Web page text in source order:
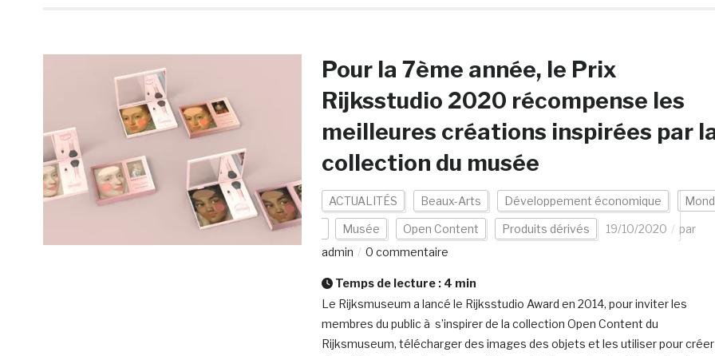
Pour la 7ème année, le Prix
Rijksstudio 2020 récompense les
meilleures créations inspirées par
collection du musée
ACTUALITÉS Beaux-Arts Développement économique
Musée Open Content Produits dérivés 19/10/2020
par
admin
0 commentaire
Temps de lecture : 4 min
Le Rijksmuseum a lancé le Rijksstudio Award en 2014, pour inviter les
membres du public à s’inspirer de la collection Open Content du
Rijksmuseum, télécharger des images des objets et les utiliser pour créer